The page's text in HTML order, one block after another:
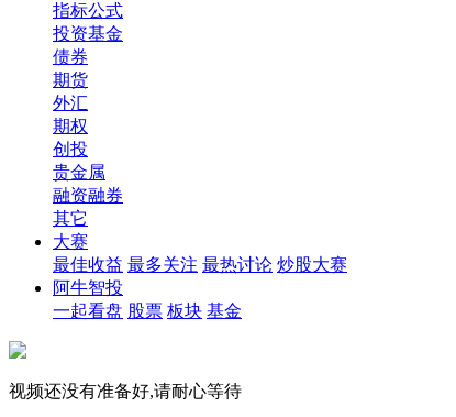
指标公式
投资基金
债券
期货
外汇
期权
创投
贵金属
融资融券
其它
大赛
最佳收益 最多关注 最热讨论 炒股大赛
阿牛智投
一起看盘 股票 板块 基金
视频还没有准备好,请耐心等待